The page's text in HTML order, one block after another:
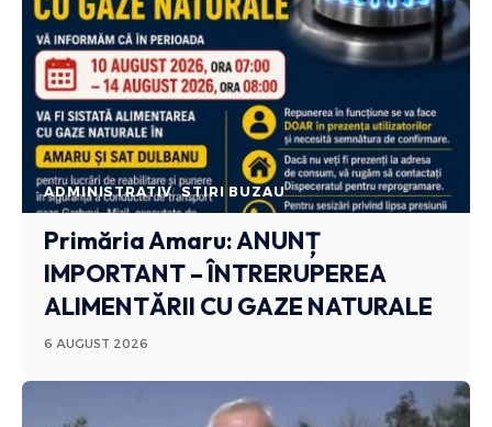
ADMINISTRATIV STIRI BUZAU
Primăria Amaru: ANUNȚ
IMPORTANT – ÎNTRERUPEREA
ALIMENTĂRII CU GAZE NATURALE
6 AUGUST 2026